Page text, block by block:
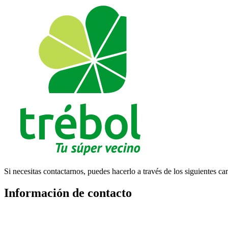
Si necesitas contactarnos, puedes hacerlo a través de los siguientes
Información de contacto